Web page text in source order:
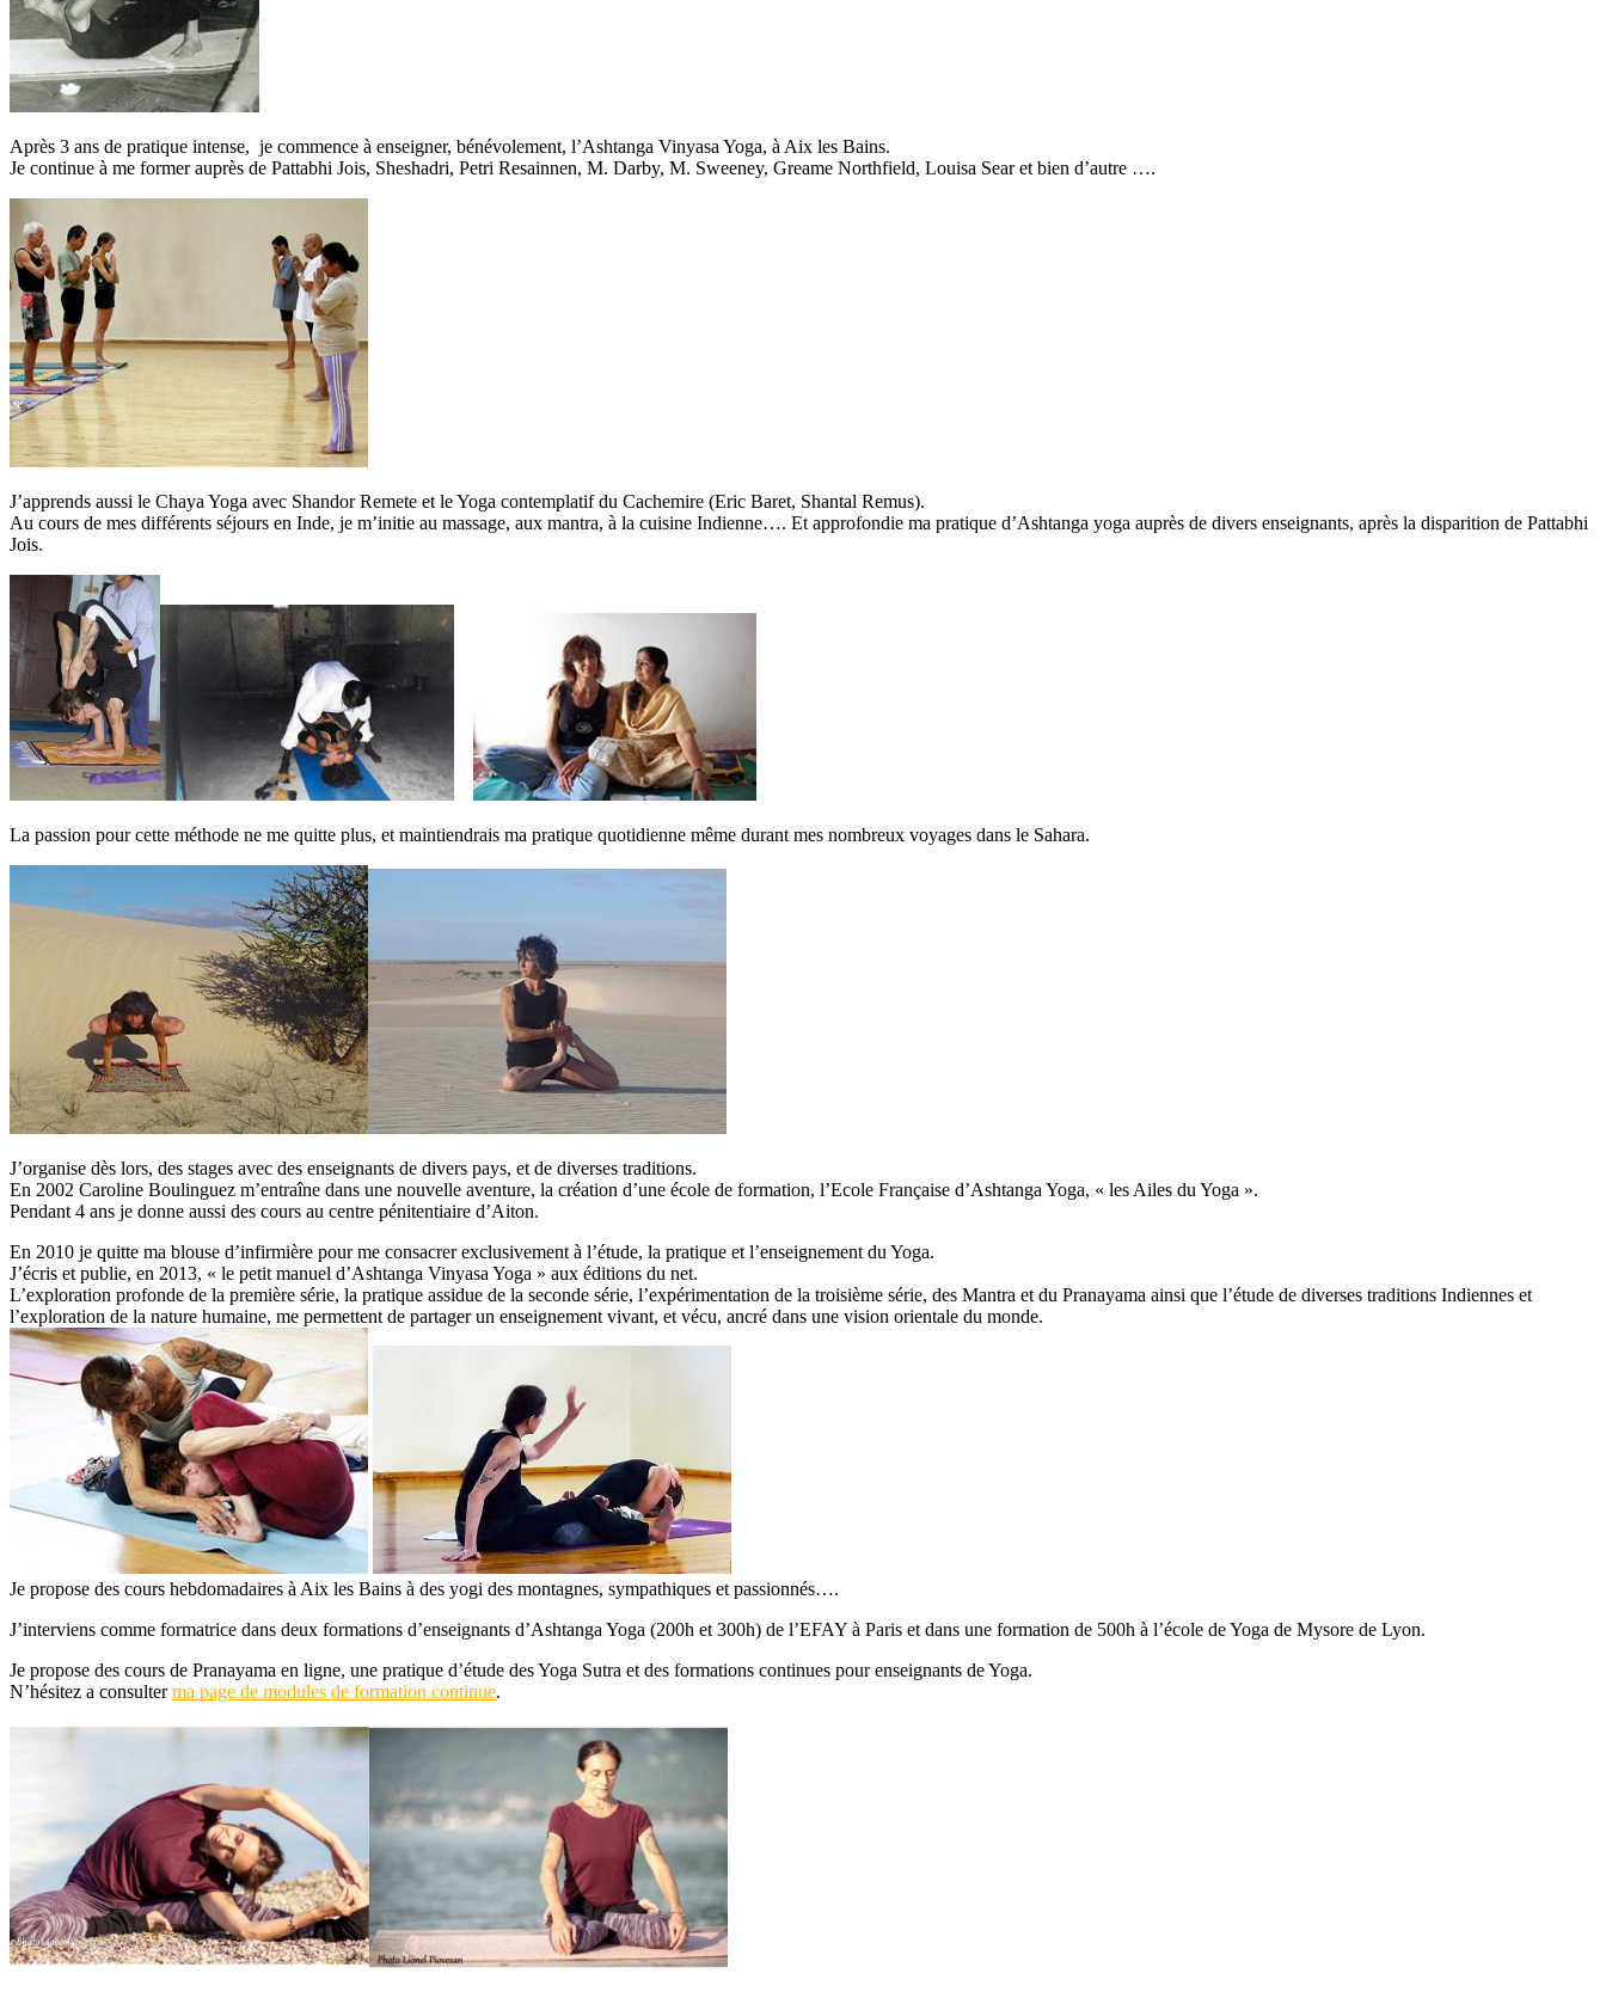
Après 3 ans de pratique intense, je commence à enseigner, bénévolement, l’Ashtanga Vinyasa Yoga, à Aix les Bains.
Je continue à me former auprès de Pattabhi Jois, Sheshadri, Petri Resainnen, M. Darby, M. Sweeney, Greame Northfield, Louisa Sear et bien d’autre ….
J’apprends aussi le Chaya Yoga avec Shandor Remete et le Yoga contemplatif du Cachemire (Eric Baret, Shantal Remus).
Au cours de mes différents séjours en Inde, je m’initie au massage, aux mantra, à la cuisine Indienne…. Et approfondie ma pratique d’Ashtanga yoga auprès de divers enseignants, après la disparition de Pattabhi
Jois.
La passion pour cette méthode ne me quitte plus, et maintiendrais ma pratique quotidienne même durant mes nombreux voyages dans le Sahara.
J’organise dès lors, des stages avec des enseignants de divers pays, et de diverses traditions.
En 2002 Caroline Boulinguez m’entraîne dans une nouvelle aventure, la création d’une école de formation, l’Ecole Française d’Ashtanga Yoga, « les Ailes du Yoga ».
Pendant 4 ans je donne aussi des cours au centre pénitentiaire d’Aiton.
En 2010 je quitte ma blouse d’infirmière pour me consacrer exclusivement à l’étude, la pratique et l’enseignement du Yoga.
J’écris et publie, en 2013, « le petit manuel d’Ashtanga Vinyasa Yoga » aux éditions du net.
L’exploration profonde de la première série, la pratique assidue de la seconde série, l’expérimentation de la troisième série, des Mantra et du Pranayama ainsi que l’étude de diverses traditions Indiennes et
l’exploration de la nature humaine, me permettent de partager un enseignement vivant, et vécu, ancré dans une vision orientale du monde.
Je propose des cours hebdomadaires à Aix les Bains à des yogi des montagnes, sympathiques et passionnés….
J’interviens comme formatrice dans deux formations d’enseignants d’Ashtanga Yoga (200h et 300h) de l’EFAY à Paris et dans une formation de 500h à l’école de Yoga de Mysore de Lyon.
Je propose des cours de Pranayama en ligne, une pratique d’étude des Yoga Sutra et des formations continues pour enseignants de Yoga.
N’hésitez a consulterma page de modules de formation continue.